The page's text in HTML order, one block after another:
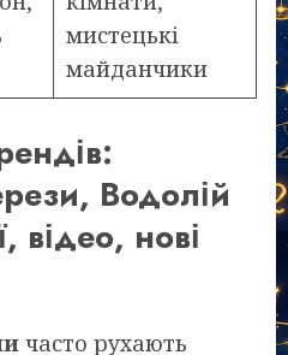
мистецькі
майданчики
Водолій
відео, нові
часто рухають